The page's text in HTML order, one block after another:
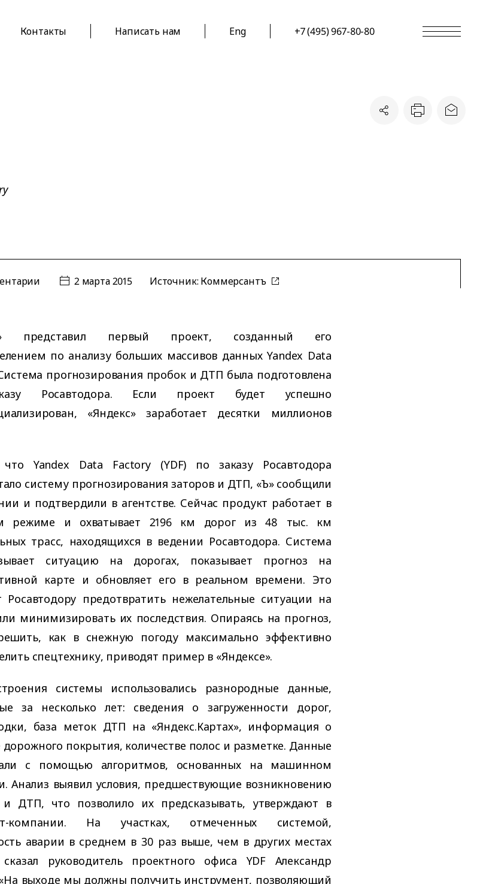
Контакты Написать нам Eng +7 (495) 967-80-80
2 марта 2015 Источник: Коммерсантъ
представил первый проект, созданный его
по анализу больших массивов данных Yandex Data
прогнозирования пробок и ДТП была подготовлена
Росавтодора. Если проект будет успешно
«Яндекс» заработает десятки миллионов
Yandex Data Factory (YDF) по заказу Росавтодора
систему прогнозирования заторов и ДТП, «Ъ» сообщили
и подтвердили в агентстве. Сейчас продукт работает в
режиме и охватывает 2196 км дорог из 48 тыс. км
трасс, находящихся в ведении Росавтодора. Система
ситуацию на дорогах, показывает прогноз на
карте и обновляет его в реальном времени. Это
Росавтодору предотвратить нежелательные ситуации на
минимизировать их последствия. Опираясь на прогноз,
как в снежную погоду максимально эффективно
спецтехнику, приводят пример в «Яндексе».
системы использовались разнородные данные,
за несколько лет: сведения о загруженности дорог,
база меток ДТП на «Яндекс.Картах», информация о
дорожного покрытия, количестве полос и разметке. Данные
с помощью алгоритмов, основанных на машинном
Анализ выявил условия, предшествующие возникновению
и ДТП, что позволило их предсказывать, утверждают в
компании. На участках, отмеченных системой,
аварии в среднем в 30 раз выше, чем в других местах
руководитель проектного офиса YDF Александр
выходе мы должны получить инструмент, позволяющий